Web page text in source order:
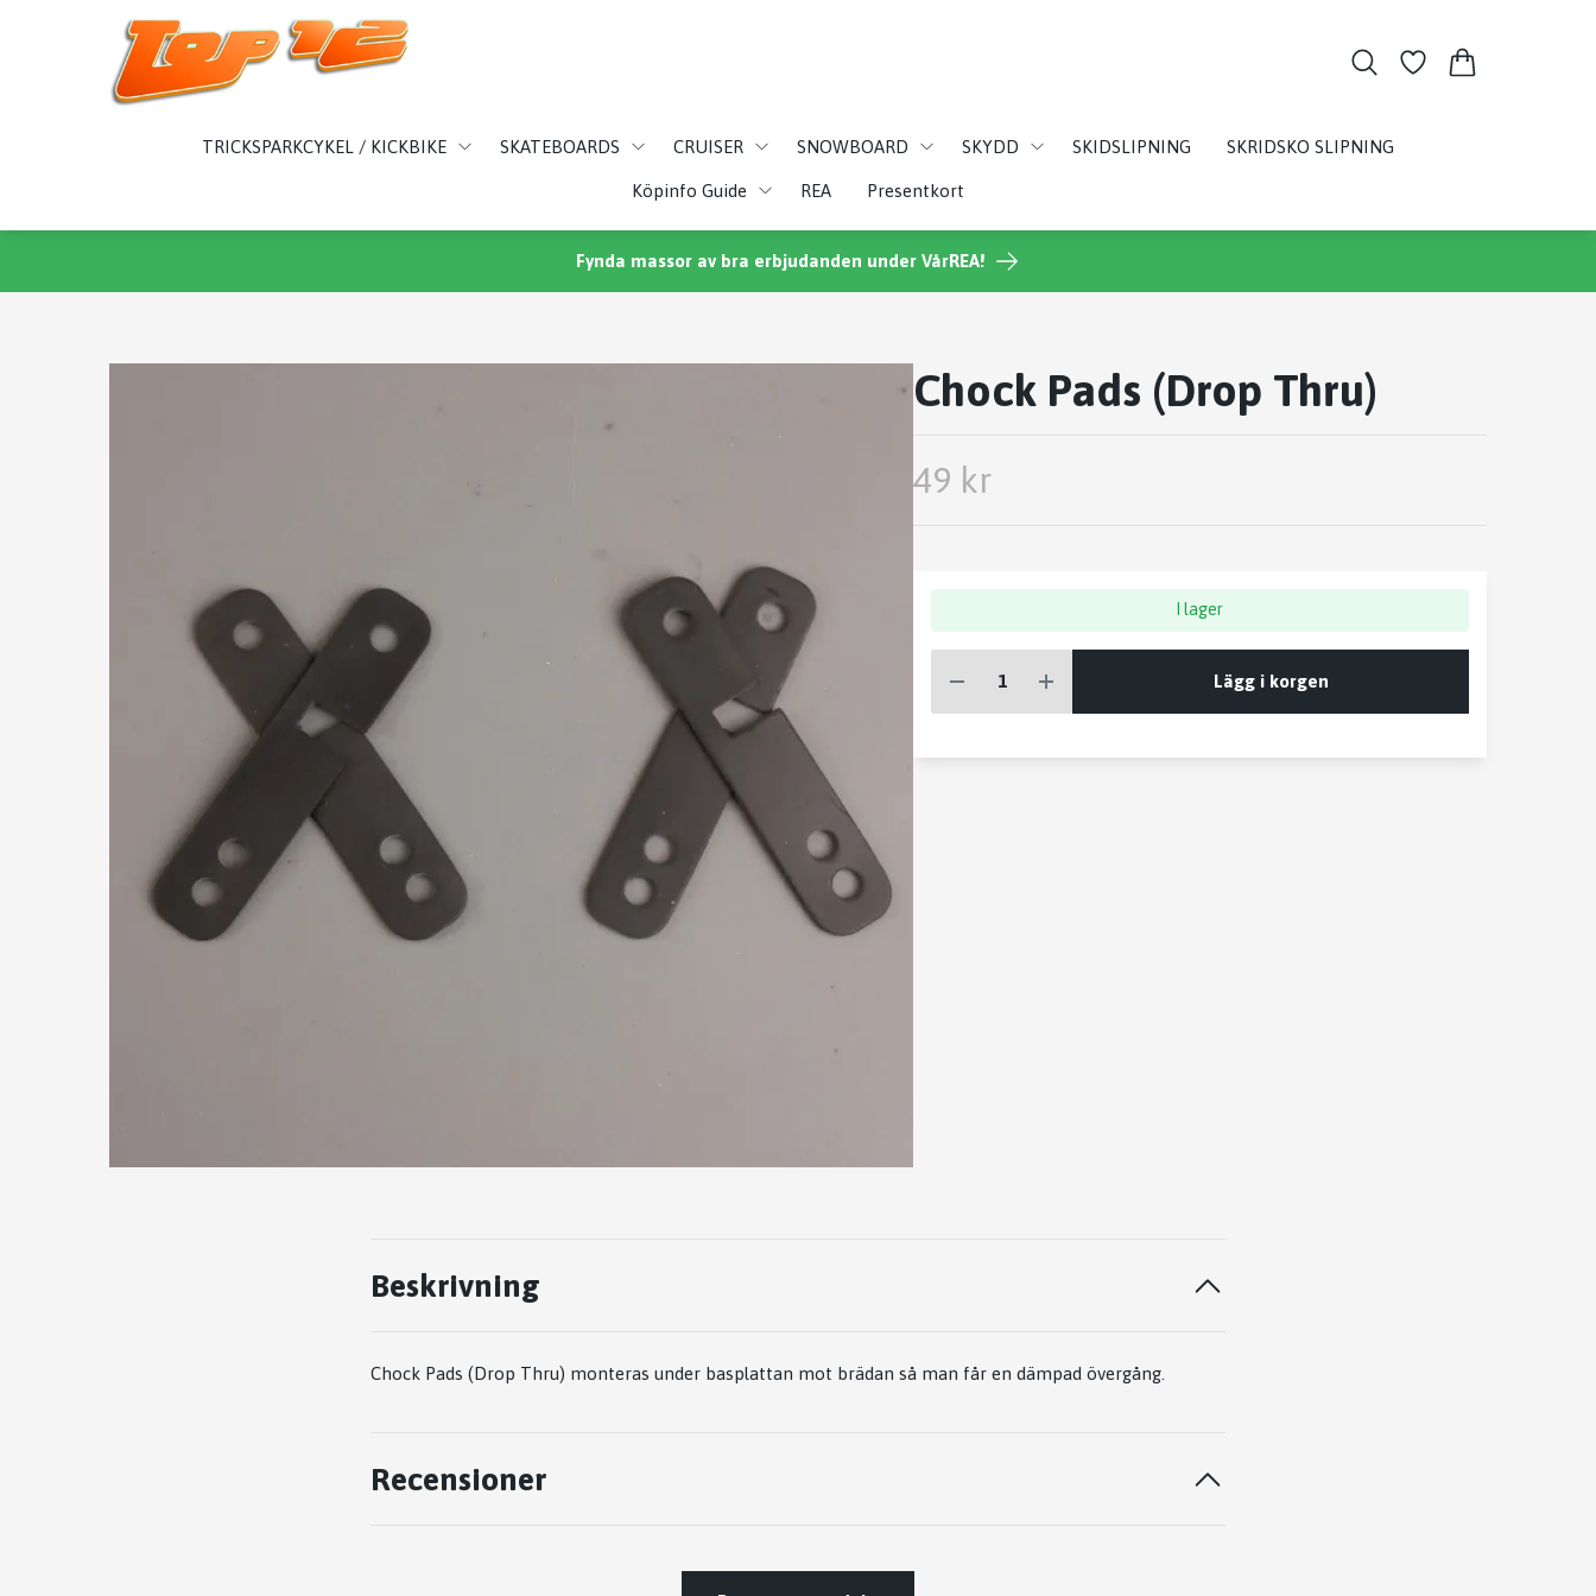
TRICKSPARKCYKEL / KICKBIKE SKATEBOARDS CRUISER SNOWBOARD SKYDD SKIDSLIPNING SKRIDSKO SLIPNING
Köpinfo Guide REA Presentkort
Fynda massor av bra erbjudanden under VårREA!
Chock Pads (Drop Thru)
49 kr
I lager
Lägg i korgen
Beskrivning
Chock Pads (Drop Thru) monteras under basplattan mot brädan så man får en dämpad övergång.
Recensioner